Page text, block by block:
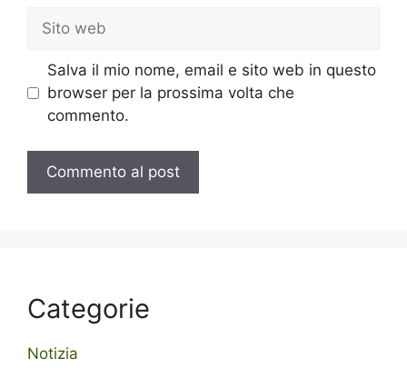
Sito
web
Salva il mio nome, email e sito web in questo
browser per la prossima volta che
commento.
Categorie
Notizia